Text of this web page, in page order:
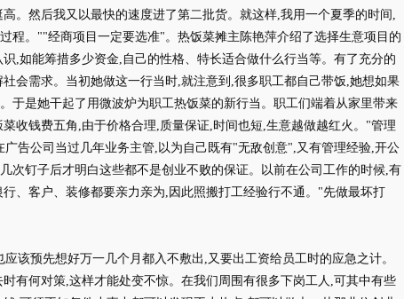
。然后我又以最快的速度进了第二批货。就这样,我用一个夏季的时间,
程。""经商项目一定要选准"。热饭菜摊主陈艳萍介绍了选择生意项目的
,如能筹措多少资金,自己的性格、特长适合做什么行当等。有了充分的
会需求。当初她做这一行当时,就注意到,很多职工都自己带饭,她想如果
于是她干起了用微波炉为职工热饭菜的新行当。职工们端着从家里带来
收钱费五角,由于价格合理,质量保证,时间也短,生意越做越红火。"管理
告公司当过几年业务主管,以为自己既有"无敌创意",又有管理经验,开公
次钉子后才明白这些都不是创业不败的保证。以前在公司工作的时候,有
、客户、装修都要亲力亲为,因此照搬打工经验行不通。"先做最坏打
该预先想好万一几个月都入不敷出,又要出工资给员工时的应急之计。
有何对策,这样才能处变不惊。在我们周围有很多下岗工人,可其中有些